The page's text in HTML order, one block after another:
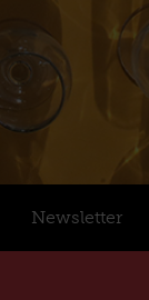
Newsletter